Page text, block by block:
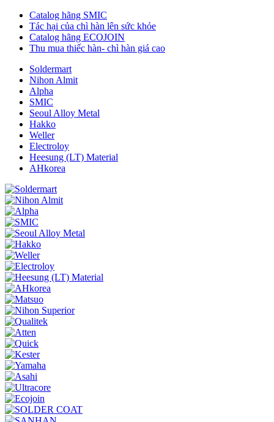
Catalog hãng SMIC
Tác hại của chì hàn lên sức khỏe
Catalog hãng ECOJOIN
Thu mua thiếc hàn- chì hàn giá cao
Soldermart
Nihon Almit
Alpha
SMIC
Seoul Alloy Metal
Hakko
Weller
Electroloy
Heesung (LT) Material
AHkorea